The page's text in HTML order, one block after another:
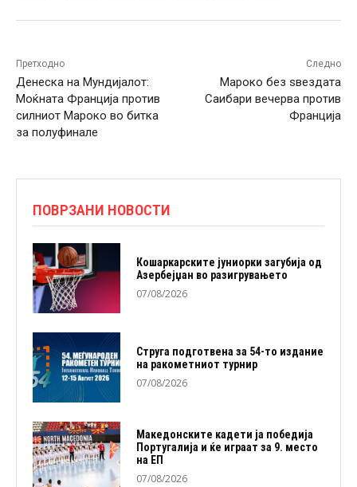
Претходно
Денеска на Мундијалот:
Моќната Франција против
силниот Мароко во битка
за полуфинале
Следно
Мароко без ѕвездата
Саибари вечерва против
Франција
ПОВРЗАНИ НОВОСТИ
Кошаркарските јуниорки загубија од
Азербејџан во разигрувањето
07/08/2026
Струга подготвена за 54-то издание
на ракометниот турнир
07/08/2026
Македонските кадети ја победија
Португалија и ќе играат за 9. место
на ЕП
07/08/2026